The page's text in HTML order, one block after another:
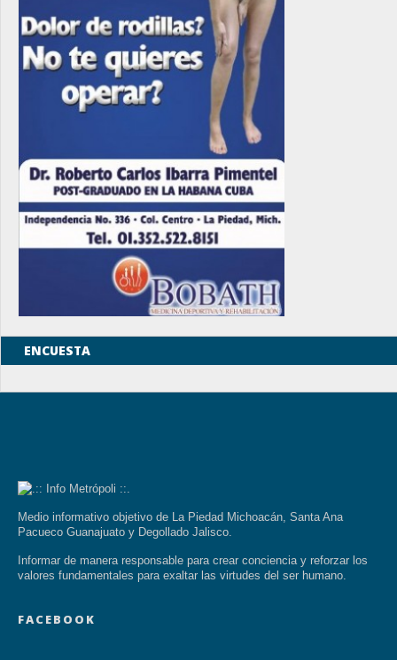
ENCUESTA
Medio informativo objetivo de La Piedad Michoacán, Santa Ana
Pacueco Guanajuato y Degollado Jalisco.
Informar de manera responsable para crear conciencia y reforzar los
valores fundamentales para exaltar las virtudes del ser humano.
FACEBOOK